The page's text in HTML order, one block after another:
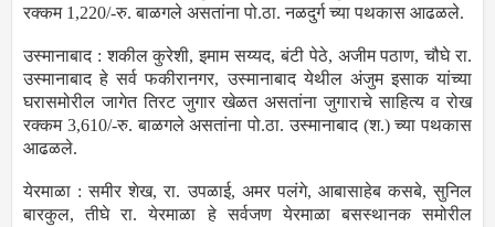
रक्कम 1,220/-रु. बाळगले असतांना पो.ठा. नळदुर्ग च्या पथकास आढळले.
उस्मानाबाद : शकील कुरेशी, इमाम सय्यद, बंटी पेठे, अजीम पठाण, चौघे रा.
उस्मानाबाद हे सर्व फकीरानगर, उस्मानाबाद येथील अंजुम इसाक यांच्या
घरासमोरील जागेत तिरट जुगार खेळत असतांना जुगाराचे साहित्य व रोख
रक्कम 3,610/-रु. बाळगले असतांना पो.ठा. उस्मानाबाद (श.) च्या पथकास
आढळले.
येरमाळा : समीर शेख, रा. उपळाई, अमर पलंगे, आबासाहेब कसबे, सुनिल
बारकुल, तीघे रा. येरमाळा हे सर्वजण येरमाळा बसस्थानक समोरील